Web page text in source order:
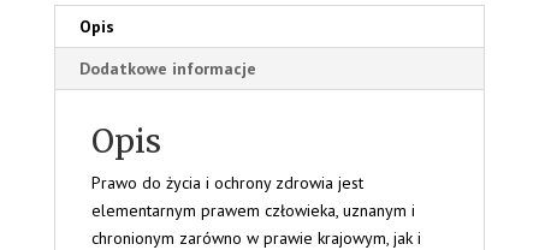
Opis
Dodatkowe informacje
Opis
Prawo do życia i ochrony zdrowia jest
elementarnym prawem człowieka, uznanym i
chronionym zarówno w prawie krajowym, jak i